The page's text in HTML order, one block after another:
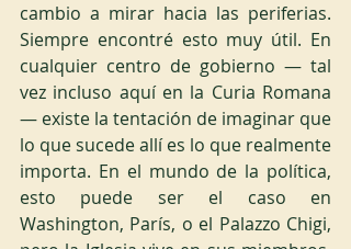
cambio a mirar hacia las periferias.
Siempre encontré esto muy útil. En
cualquier centro de gobierno — tal
vez incluso aquí en la Curia Romana
— existe la tentación de imaginar que
lo que sucede allí es lo que realmente
importa. En el mundo de la política,
esto puede ser el caso en
Washington, París, o el Palazzo Chigi,